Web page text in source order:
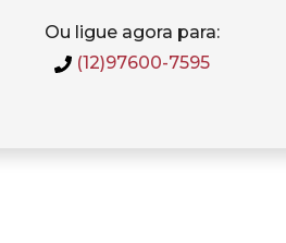
Ou ligue agora para:
(12)97600-7595